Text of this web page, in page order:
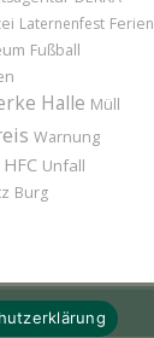
Laternenfest Ferien
Fußball
Halle Müll
Warnung
HFC Unfall
Burg